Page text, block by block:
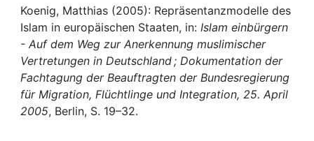
Institutions
Awards
My FIS
Help
Koenig, Matthias (2005): Repräsentanzmodelle des
Islam in europäischen Staaten, in: Islam einbürgern
- Auf dem Weg zur Anerkennung muslimischer
Vertretungen in Deutschland ; Dokumentation der
Fachtagung der Beauftragten der Bundesregierung
für Migration, Flüchtlinge und Integration, 25. April
2005, Berlin, S. 19–32.